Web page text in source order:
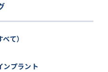
て）
ンプラント